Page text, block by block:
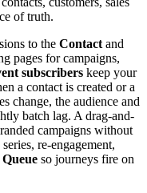
of truth.
to the Contact and
pages for campaigns,
subscribers keep your
a contact is created or a
change, the audience and
batch lag. A drag-and-
campaigns without
re-engagement,
so journeys fire on